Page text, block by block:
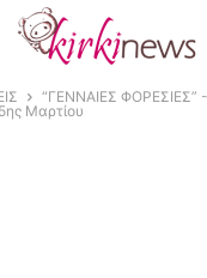
“ΓΕΝΝΑΙΕΣ ΦΟΡΕΣΙΕΣ”
Μαρτίου